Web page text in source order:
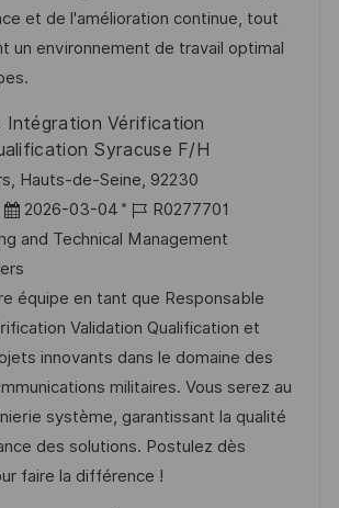
et de l'amélioration continue, tout
un environnement de travail optimal
Intégration Vérification
Syracuse F/H
Hauts-de-Seine, 92230
D
a
t
u
m
d
e
r
V
e
2026-03-04
J
o
-
I
D
R0277701
and Technical Management
équipe en tant que Responsable
Validation Qualification et
innovants dans le domaine des
militaires. Vous serez au
système, garantissant la qualité
des solutions. Postulez dès
faire la différence !